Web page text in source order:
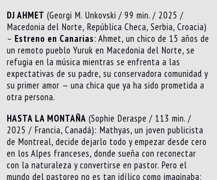
DJ AHMET (Georgi M. Unkovski / 99 min. / 2025 /
Macedonia del Norte, República Checa, Serbia, Croacia)
– Estreno en Canarias: Ahmet, un chico de 15 años de
un remoto pueblo Yuruk en Macedonia del Norte, se
refugia en la música mientras se enfrenta a las
expectativas de su padre, su conservadora comunidad y
su primer amor — una chica que ya ha sido prometida a
otra persona.
HASTA LA MONTAÑA (Sophie Deraspe / 113 min. /
2025 / Francia, Canadá): Mathyas, un joven publicista
de Montreal, decide dejarlo todo y empezar desde cero
en los Alpes franceses, donde sueña con reconectar
con la naturaleza y convertirse en pastor. Pero el
mundo del pastoreo no es tan idílico como imaginaba: